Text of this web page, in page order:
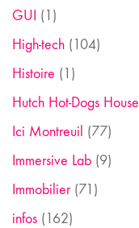
GUI (1)
High-tech (104)
Histoire (1)
Hutch Hot-Dogs House
Ici Montreuil (77)
Immersive Lab (9)
Immobilier(71)
infos (162)